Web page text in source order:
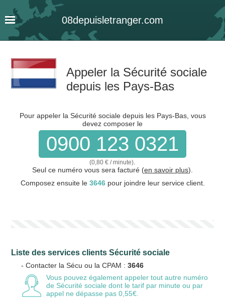
08depuisletranger.com
Appeler la Sécurité sociale
depuis les Pays-Bas
Pour appeler la Sécurité sociale depuis les Pays-Bas, vous
devez composer le
0900 123 0321
(0,80 € / minute)
Seul ce numéro vous sera facturé (en savoir plus).
Composez ensuite le 3646pour joindre leur service client.
Liste des services clients Sécurité sociale
- Contacter la Sécu ou la CPAM :3646
Vous pouvez également appeler tout autre numéro
de Sécurité sociale dont le tarif par minute ou par
appel ne dépasse pas 0,55€.